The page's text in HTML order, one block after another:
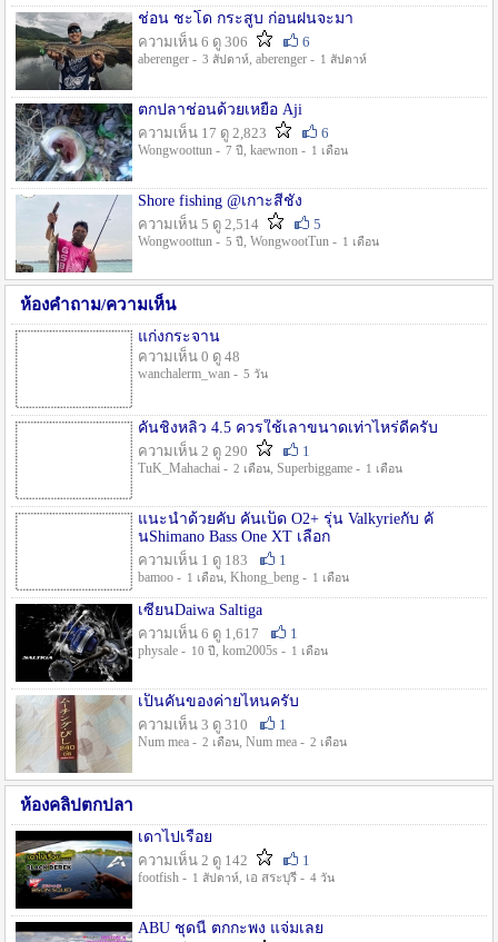
ช่อน ชะโด กระสูบ ก่อนฝนจะมา
ความเห็น 6 ดู 306
6
aberenger - 3 สัปดาห์, aberenger - 1 สัปดาห์
ตกปลาช่อนด้วยเหยื่อ Aji
ความเห็น 17 ดู 2,823
6
Wongwoottun - 7 ปี , kaewnon - 1 เดือน
Shore fishing @เกาะสีชัง
ความเห็น 5 ดู 2,514
5
Wongwoottun - 5 ปี , WongwootTun - 1 เดือน
ห้องคำถาม/ความเห็น
แก่งกระจาน
ความเห็น 0 ดู 48
wanchalerm_wan - 5 วัน
คันชิงหลิว 4.5 ควรใช้เลาขนาดเท่าไหร่ดีครับ
ความเห็น 2 ดู 290
1
TuK_Mahachai - 2 เดือน, Superbiggame - 1 เดือน
แนะนำด้วยคับ คันเบ็ด O2+ รุ่น Valkyrieกับ คั
นShimano Bass One XT เลือก
ความเห็น 1 ดู 183
1
bamoo - 1 เดือน, Khong_beng - 1 เดือน
เซียนDaiwa Saltiga
ความเห็น 6 ดู 1,617
1
physale - 10 ปี , kom2005s - 1 เดือน
เป็นคันของค่ายไหนครับ
ความเห็น 3 ดู 310
1
Num mea - 2 เดือน, Num mea - 2 เดือน
ห้องคลิปตกปลา
เดาไปเรื่อย
ความเห็น 2 ดู 142
1
footfish - 1 สัปดาห์, เอ สระบุรี - 4 วัน
ABU ชุดนี้ ตกกะพง แจ่มเลย